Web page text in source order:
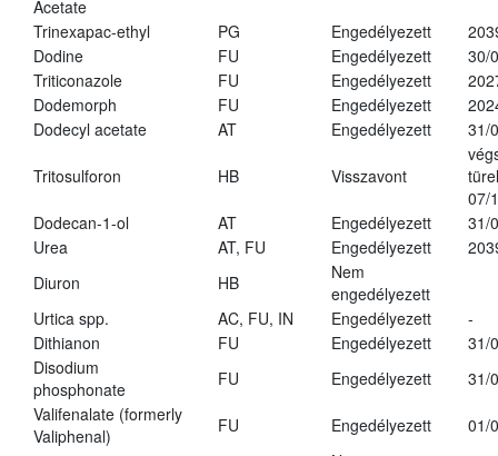
Acetate
Trinexapac-ethyl PG Engedélyezett
Dodine
FU Engedélyezett
30/
Triticonazole
FU Engedélyezett
Dodemorph
FU Engedélyezett
Dodecyl acetate
AT Engedélyezett 31/
Tritosulforon HB Visszavont
07/
Dodecan-1-ol
AT Engedélyezett
31/
Urea
AT, FU Engedélyezett
Diuron
HB
Nem
engedélyezett
Urtica spp.
AC, FU, IN Engedélyezett
-
Dithianon
FU Engedélyezett
31/
Disodium
phosphonate
FU Engedélyezett
31/
Valifenalate (formerly
Valiphenal)
FU Engedélyezett 01/